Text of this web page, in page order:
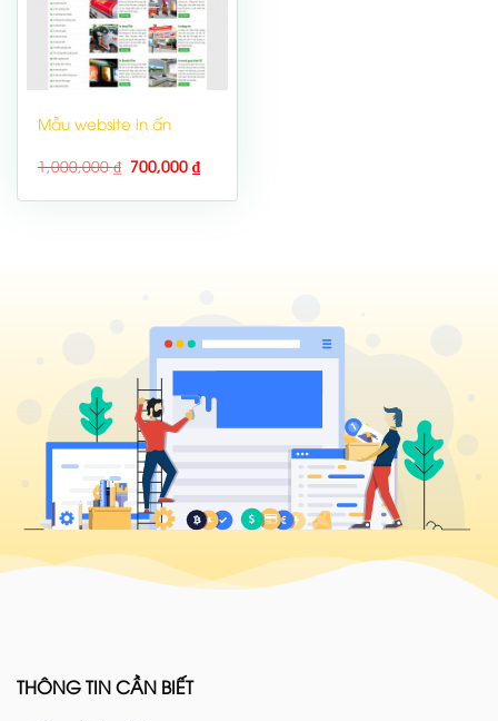
Mẫu website in ấn
1,000,000₫ 700,000 ₫
THÔNG TIN CẦN BIẾT